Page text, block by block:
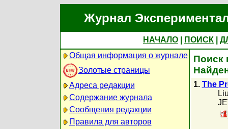
Журнал
НАЧАЛО ПОИСК
Общая информация о журнале
Золотые страницы
Адреса редакции
Содержание журнала
Сообщения редакции
Правила для авторов
Поиск
1. The